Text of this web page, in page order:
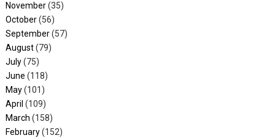
November(35)
October(56)
September(57)
August(79)
July(75)
June (118)
May(101)
April (109)
March (158)
February(152)